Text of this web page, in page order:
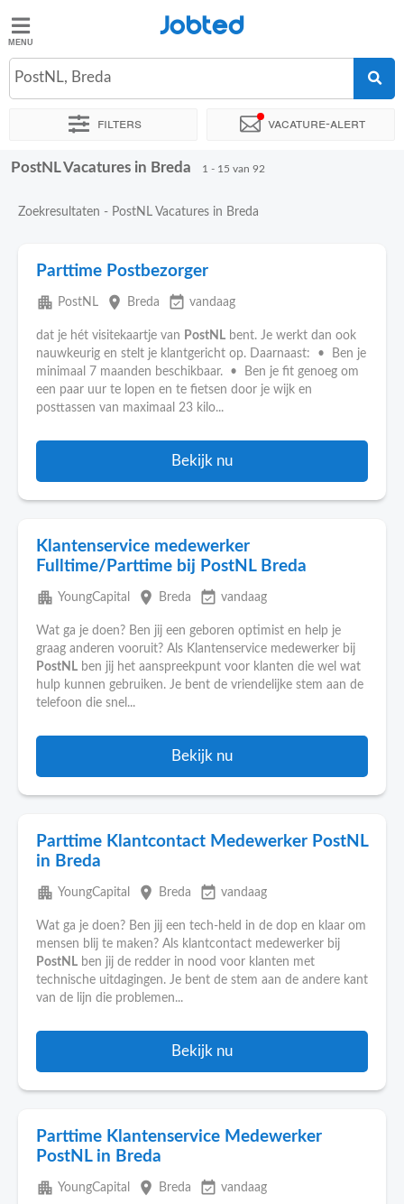
Jobted
Vacatures
Salarissen
Jobted
PostNL, Breda
Filters Vacature-alert
Sorteer op Exacte locatie Bedrijf
PostNL Vacatures in Breda 1 - 15 van 92
Zoekresultaten - PostNL Vacatures in Breda
Parttime Postbezorger
apartment PostNL place Breda event_available vandaag
dat je hét visitekaartje van PostNL bent. Je werkt dan ook
nauwkeurig en stelt je klantgericht op. Daarnaast: • Ben je
minimaal 7 maanden beschikbaar. • Ben je fit genoeg om
een paar uur te lopen en te fietsen door je wijk en
posttassen van maximaal 23 kilo...
Bekijk nu
Klantenservice medewerker
Fulltime/Parttime bij PostNL Breda
apartment YoungCapital place Breda event_available vandaag
Wat ga je doen? Ben jij een geboren optimist en help je
graag anderen vooruit? Als Klantenservice medewerker bij
PostNL ben jij het aanspreekpunt voor klanten die wel wat
hulp kunnen gebruiken. Je bent de vriendelijke stem aan de
telefoon die snel...
Bekijk nu
Parttime Klantcontact Medewerker PostNL
in Breda
apartment YoungCapital place Breda event_available vandaag
Wat ga je doen? Ben jij een tech-held in de dop en klaar om
mensen blij te maken? Als klantcontact medewerker bij
PostNL ben jij de redder in nood voor klanten met
technische uitdagingen. Je bent de stem aan de andere kant
van de lijn die problemen...
Bekijk nu
Parttime Klantenservice Medewerker
PostNL in Breda
apartment YoungCapital place Breda event_available vandaag